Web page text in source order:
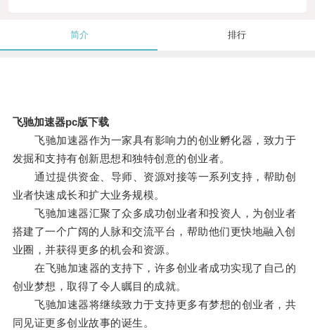
简介 排行
飞驰加速器pc版下载
飞驰加速器作为一家具有影响力的创业孵化器，致力于
发掘和支持有创新思想和独特创意的创业者。
通过提供资金、导师、资源对接等一系列支持，帮助创
业者快速成长和扩大业务规模。
飞驰加速器汇聚了众多成功创业者和投资人，为创业者
搭建了一个广阔的人脉和交流平台，帮助他们更快地融入创
业圈，并获得更多的机会和资源。
在飞驰加速器的支持下，许多创业者成功实现了自己的
创业梦想，取得了令人瞩目的成就。
飞驰加速器将继续致力于支持更多有梦想的创业者，共
同见证更多创业故事的诞生。